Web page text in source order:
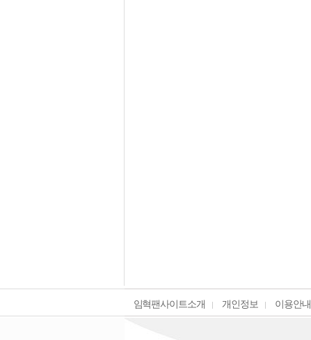
임혁팬사이트소개 개인정보 이용안내